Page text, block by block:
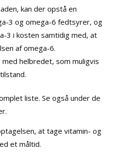
kan der opstå en
3 og omega-6 fedtsyrer, og
3 i kosten samtidig med, at
af omega-6.
helbredet, som muligvis
liste. Se også under de
at tage vitamin- og
et måltid.